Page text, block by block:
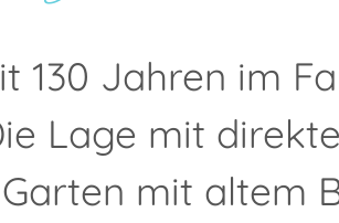
130 Jahren im
Lage mit
mit altem